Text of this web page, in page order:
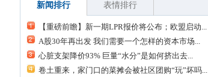
新闻排行 表情排行
【重磅前瞻】新一期LPR报价将公布；欧盟启动...
A股30年再出发 我们需要一个怎样的资本市场...
心脏支架降价93% 巨量“水分”是如何挤出去...
卷土重来，家门口的菜摊会被社区团购“玩”坏吗...